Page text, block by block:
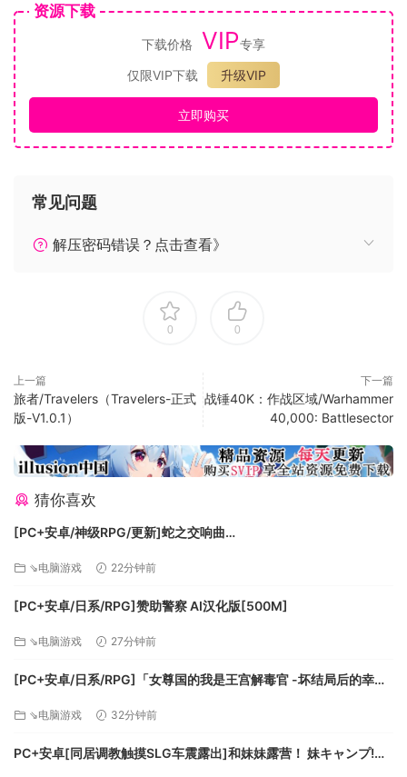
在这款 Roguelike 生存城市建造游戏中，您要掷出骰子来带领
您的国家，决定您命运的骰子可不只是游戏幕后的随机数字，
而是《骰子遗产》的主要游戏元素之一。探索未知的大陆并指
引您忠诚的臣民吧。
各种神秘势力接触，测试您的运气。但要注意：有股邪恶正潜
伏在您国界之外的迷雾中，等待时机来袭。
特色
您的骰子代表国家的子民。提供粮食、麦酒与药草来让他们保
持幸福健康，否则他们将会挨饿、生病、在战斗中受伤或在冬
玩风格。为荒野画出地图、收集资源并建造新建筑物来奠定您
的统治。一边招募新臣属、研发新科技，一边规划出度过寒冬
资源下载
下载价格 VIP专享
仅限VIP下载
升级VIP
立即购买
常见问题
解压密码错误？点击查看》
0 0
上一篇
旅者/Travelers（Travelers-正式
版-V1.0.1）
下一篇
战锤40K：作战区域/Warhammer
40,000: Battlesector
猜你喜欢
[PC+安卓/神级RPG/更新]蛇之交响曲
⇘电脑游戏 22分钟前
[PC+安卓/日系/RPG]赞助警察 AI汉化版[500M]
⇘电脑游戏 27分钟前
[PC+安卓/日系/RPG]「女尊国的我是王宫解毒官 -坏结局后的幸福
⇘电脑游戏 32分钟前
PC+安卓[同居调教触摸SLG车震露出]和妹妹露营！ 妹キャンプ!